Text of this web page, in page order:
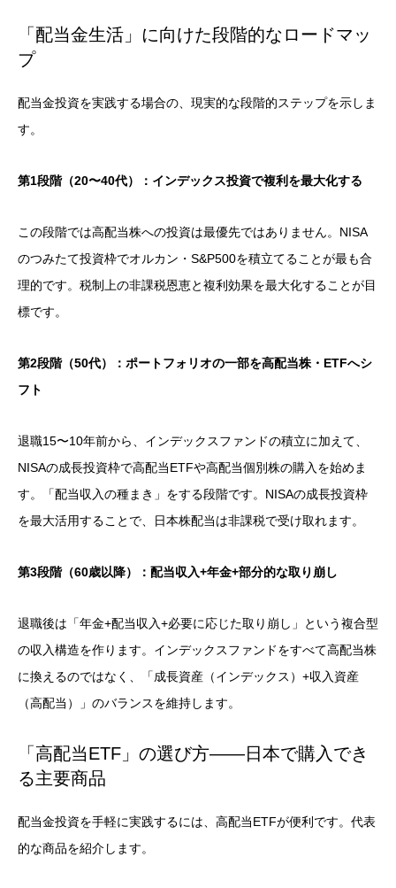
「配当金生活」に向けた段階的なロードマッ
プ
配当金投資を実践する場合の、現実的な段階的ステップを示しま
す。
第1段階（20〜40代）：インデックス投資で複利を最大化する
この段階では高配当株への投資は最優先ではありません。NISA
のつみたて投資枠でオルカン・S&P500を積立てることが最も合
理的です。税制上の非課税恩恵と複利効果を最大化することが目
標です。
第2段階（50代）：ポートフォリオの一部を高配当株・ETFへシ
フト
退職15〜10年前から、インデックスファンドの積立に加えて、
NISAの成長投資枠で高配当ETFや高配当個別株の購入を始めま
す。「配当収入の種まき」をする段階です。NISAの成長投資枠
を最大活用することで、日本株配当は非課税で受け取れます。
第3段階（60歳以降）：配当収入+年金+部分的な取り崩し
退職後は「年金+配当収入+必要に応じた取り崩し」という複合型
の収入構造を作ります。インデックスファンドをすべて高配当株
に換えるのではなく、「成長資産（インデックス）+収入資産
（高配当）」のバランスを維持します。
「高配当ETF」の選び方——日本で購入でき
る主要商品
配当金投資を手軽に実践するには、高配当ETFが便利です。代表
的な商品を紹介します。